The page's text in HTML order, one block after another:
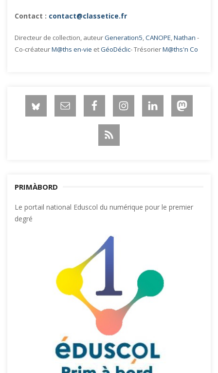
Contact : contact@classetice.fr
Directeur de collection, auteurGeneration5,CANOPE,Nathan -
Co-créateurM@ths en-vie etGéoDéclic- TrésorierM@ths'n Co
PRIMÀBORD
Le portail national Eduscol du numérique pour le premier
degré